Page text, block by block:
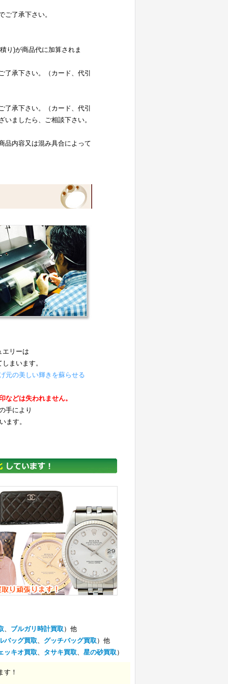
了承下さい。
り)が商品代に加算されま
承下さい。（カード、代引
承下さい。（カード、代引
ましたら、ご相談下さい。
品内容又は混み具合によって
エリーは
まいます。
元の美しい輝きを蘇らせる
などは失われません。
手により
ます。
、 ブルガリ時計買取 ）他
バッグ買取、 グッチバッグ買取 ）他
ッキオ買取、 タサキ買取、 星の砂買取 ）
す！